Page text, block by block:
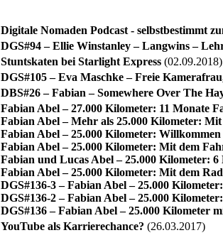
Digitale Nomaden Podcast - selbstbestimmt
DGS#94 – Ellie Winstanley – Langwins –
Stuntskaten bei Starlight Express (02.09.2018)
DGS#105 – Eva Maschke – Freie
DBS#26 – Fabian – Somewhere Over The
Fabian Abel – 27.000 Kilometer: 11 Monate
Fabian Abel – Mehr als 25.000 Kilometer:
Fabian Abel – 25.000 Kilometer:
Fabian Abel – 25.000 Kilometer: Mit dem
Fabian und Lucas Abel – 25.000 Kilometer:
Fabian Abel – 25.000 Kilometer: Mit dem
DGS#136-3 – Fabian Abel – 25.000
DGS#136-2 – Fabian Abel – 25.000
DGS#136 – Fabian Abel – 25.000 Kilometer
YouTube als Karrierechance? (26.03.2017)